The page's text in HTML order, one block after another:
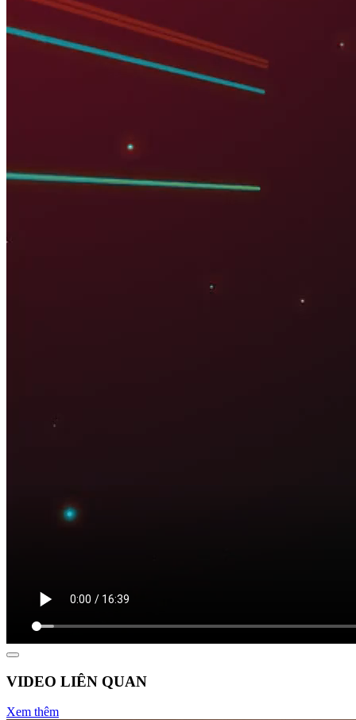
TRƯỜNG TÀI CHÍNH BỀN VỮNG
21:35 ngày 29/09/2025
Dòng vốn ngoại đã và đang trở thành một trong những nguồn lực
Tuy nhiên, bên cạnh những cơ hội, vốn ngoại cũng tiềm ẩn không ít
Vậy làm thế nào để vừa hút vốn ngoại và kiểm soát dòng vốn này
hiệu quả?
VIDEO LIÊN QUAN
Xem thêm